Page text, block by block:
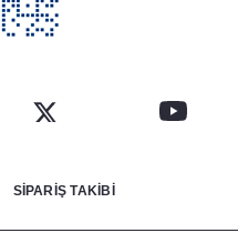
SİPARİŞ TAKİBİ